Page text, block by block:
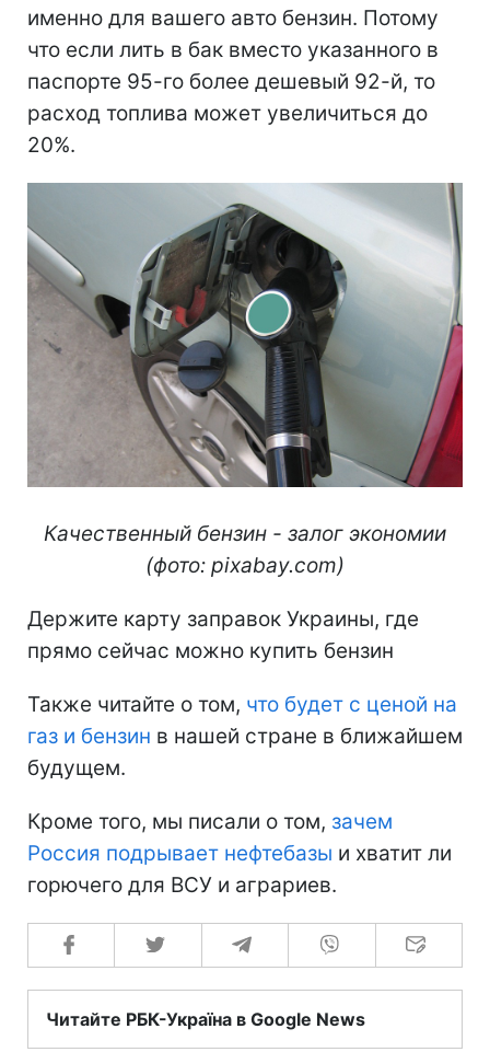
именно для вашего авто бензин. Потому
что если лить в бак вместо указанного в
паспорте 95-го более дешевый 92-й, то
расход топлива может увеличиться до
20%.
Качественный бензин - залог экономии
(фото: pixabay.com)
Держите карту заправок Украины, где
прямо сейчас можно купить бензин
Также читайте о том, что будет с ценой на
газ и бензин в нашей стране в ближайшем
будущем.
Кроме того, мы писали о том, зачем
Россия подрывает нефтебазы и хватит ли
горючего для ВСУ и аграриев.
Читайте РБК-Україна в Google News